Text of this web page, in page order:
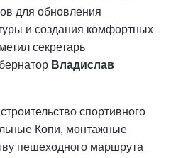
для обновления
и создания комфортных
секретарь
Владислав
спортивного
Копи, монтажные
пешеходного маршрута